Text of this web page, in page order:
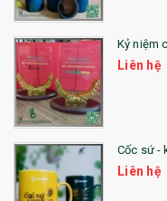
Kỷ niệm
Liên hệ
Cốc sứ -
Liên hệ